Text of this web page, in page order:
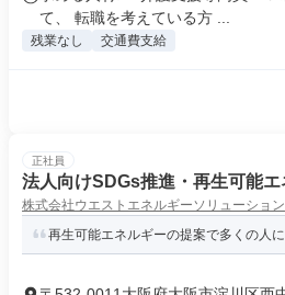
て、 転職を考えている方 ...
残業なし 交通費支給
正社員
法人向けSDGs推進・再生可能
株式会社ウエストエネルギーソリューション
再生可能エネルギーの提案で多くの人